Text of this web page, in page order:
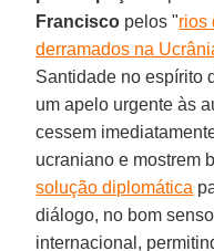
Francisco pelos "rios
derramados na
Santidade no espírito
um apelo urgente às
cessem
ucraniano e mostrem
solução diplomática
diálogo, no bom
internacional,